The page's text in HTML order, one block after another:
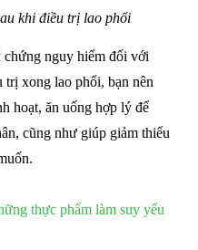
khi điều trị lao phổi
nguy hiểm đối với
trị xong lao phổi, bạn nên
hoạt, ăn uống hợp lý để
cũng như giúp giảm thiểu
thực phẩm làm suy yếu